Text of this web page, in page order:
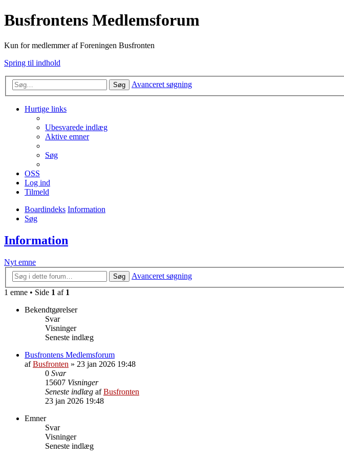
Busfrontens Medlemsforum
Kun for medlemmer af Foreningen Busfronten
Spring til indhold
Søg Avanceret søgning
Hurtige links
Ubesvarede indlæg
Aktive emner
Søg
OSS
Log ind
Tilmeld
Boardindeks Information
Søg
Information
Nyt emne
Søg
Avanceret søgning
1 emne • Side 1 af 1
Bekendtgørelser
Svar
Visninger
Seneste indlæg
Busfrontens Medlemsforum
afBusfronten » 23 jan 2026 19:48
0 Svar
15607 Visninger
Seneste indlæg afBusfronten
23 jan 2026 19:48
Emner
Svar
Visninger
Seneste indlæg